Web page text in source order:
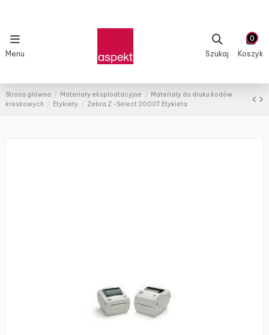
Menu Szukaj
0
Koszyk
Strona główna Materiały eksploatacyjne
Materiały do druku kodów
kreskowych
Etykiety Zebra Z -Select 2000T Etykieta